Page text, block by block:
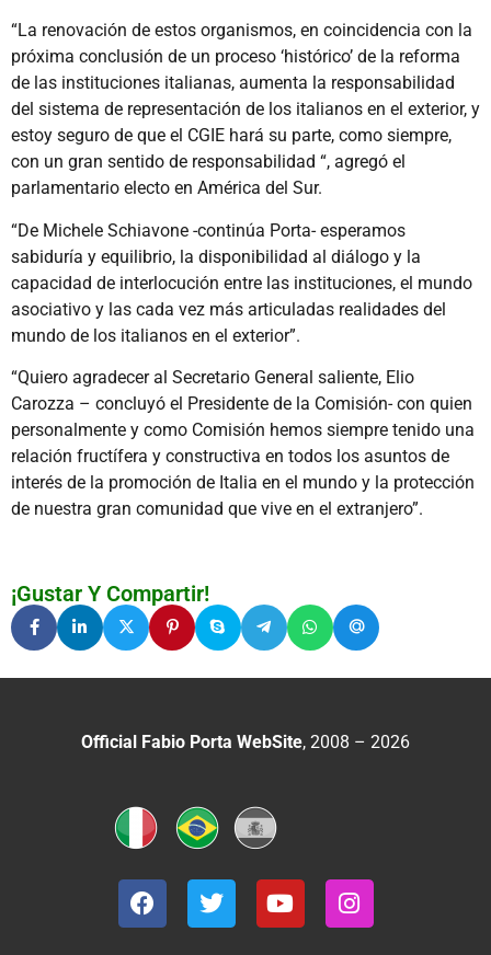
“La renovación de estos organismos, en coincidencia con la
próxima conclusión de un proceso ‘histórico’ de la reforma
de las instituciones italianas, aumenta la responsabilidad
del sistema de representación de los italianos en el exterior, y
estoy seguro de que el CGIE hará su parte, como siempre,
con un gran sentido de responsabilidad “, agregó el
parlamentario electo en América del Sur.
“De Michele Schiavone -continúa Porta- esperamos
sabiduría y equilibrio, la disponibilidad al diálogo y la
capacidad de interlocución entre las instituciones, el mundo
asociativo y las cada vez más articuladas realidades del
mundo de los italianos en el exterior”.
“Quiero agradecer al Secretario General saliente, Elio
Carozza – concluyó el Presidente de la Comisión- con quien
personalmente y como Comisión hemos siempre tenido una
relación fructífera y constructiva en todos los asuntos de
interés de la promoción de Italia en el mundo y la protección
de nuestra gran comunidad que vive en el extranjero”.
¡Gustar Y Compartir!
Official Fabio Porta WebSite, 2008 – 2026